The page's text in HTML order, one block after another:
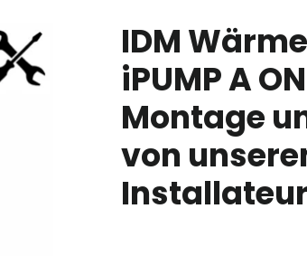
IDM
iPUMP A
Montage
von